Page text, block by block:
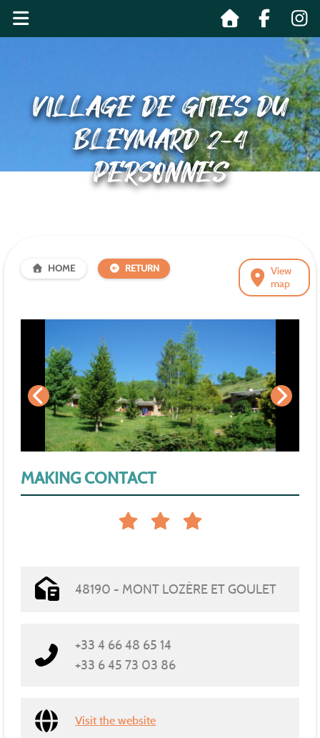
VILLAGE DE GITES DU
BLEYMARD 2-4
PERSONNES
View
map
HOME RETURN
MAKING CONTACT
48190 - MONT LOZÈRE ET GOULET
+33 4 66 48 65 14
+33 6 45 73 03 86
Visit the website